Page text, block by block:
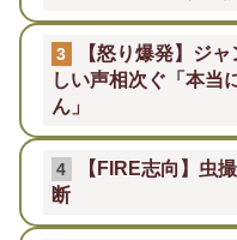
3
【怒り爆発】ジ
しい声相次ぐ「本当
ん」
4
【FIRE志向】虫
断